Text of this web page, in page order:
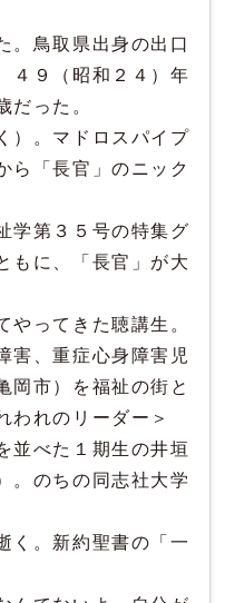
。鳥取県出身の出口
４９（昭和２４）年
だった。
）。マドロスパイプ
ら「長官」のニック
学第３５号の特集グ
もに、「長官」が大
やってきた聴講生。
害、重症心身障害児
岡市）を福祉の街と
われのリーダー＞
並べた１期生の井垣
。のちの同志社大学
く。新約聖書の「一